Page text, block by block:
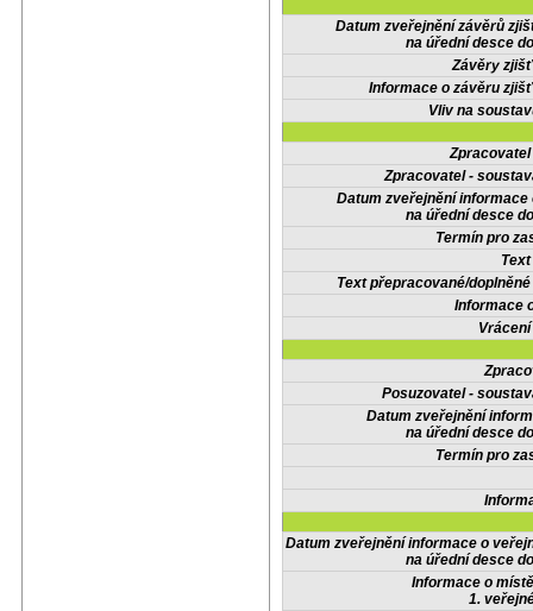
Datum zveřejnění závěrů
na úřední desce
Závěry
Informace o závěru
Vliv na
Zpracovatel -
Datum zveřejnění informace
na úřední desce
Termín pro
Text přepracované/
Informace
Posuzovatel -
Datum zveřejnění
na úřední desce
Termín pro
Datum zveřejnění informace o
na úřední desce
Informace o
1.